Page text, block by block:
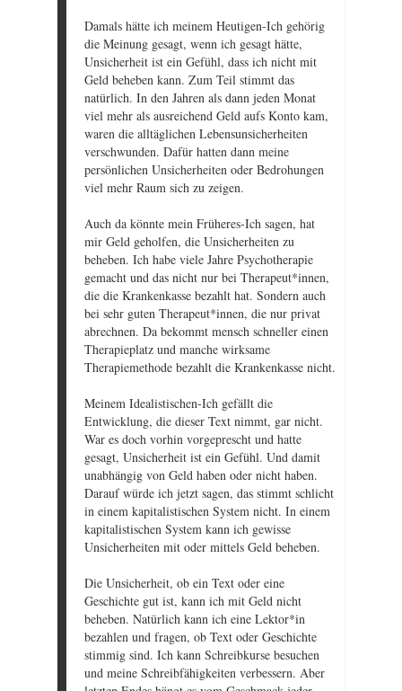
Damals hätte ich meinem Heutigen-Ich gehörig
die Meinung gesagt, wenn ich gesagt hätte,
Unsicherheit ist ein Gefühl, dass ich nicht mit
Geld beheben kann. Zum Teil stimmt das
natürlich. In den Jahren als dann jeden Monat
viel mehr als ausreichend Geld aufs Konto kam,
waren die alltäglichen Lebensunsicherheiten
verschwunden. Dafür hatten dann meine
persönlichen Unsicherheiten oder Bedrohungen
viel mehr Raum sich zu zeigen.
Auch da könnte mein Früheres-Ich sagen, hat
mir Geld geholfen, die Unsicherheiten zu
beheben. Ich habe viele Jahre Psychotherapie
gemacht und das nicht nur bei Therapeut*innen,
die die Krankenkasse bezahlt hat. Sondern auch
bei sehr guten Therapeut*innen, die nur privat
abrechnen. Da bekommt mensch schneller einen
Therapieplatz und manche wirksame
Therapiemethode bezahlt die Krankenkasse nicht.
Meinem Idealistischen-Ich gefällt die
Entwicklung, die dieser Text nimmt, gar nicht.
War es doch vorhin vorgeprescht und hatte
gesagt, Unsicherheit ist ein Gefühl. Und damit
unabhängig von Geld haben oder nicht haben.
Darauf würde ich jetzt sagen, das stimmt schlicht
in einem kapitalistischen System nicht. In einem
kapitalistischen System kann ich gewisse
Unsicherheiten mit oder mittels Geld beheben.
Die Unsicherheit, ob ein Text oder eine
Geschichte gut ist, kann ich mit Geld nicht
beheben. Natürlich kann ich eine Lektor*in
bezahlen und fragen, ob Text oder Geschichte
stimmig sind. Ich kann Schreibkurse besuchen
und meine Schreibfähigkeiten verbessern. Aber